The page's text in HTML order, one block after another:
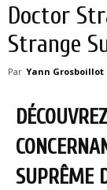
Doctor
Strange
Par Yann Grosboillot
SUPRÊME